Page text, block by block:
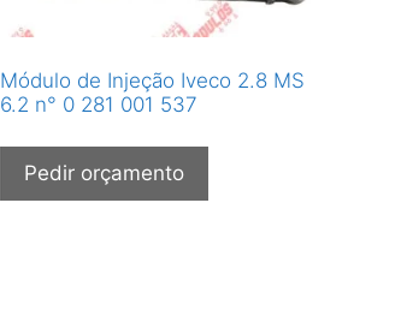
Módulo de Injeção Iveco 2.8 MS
6.2 n° 0 281 001 537
Pedir orçamento